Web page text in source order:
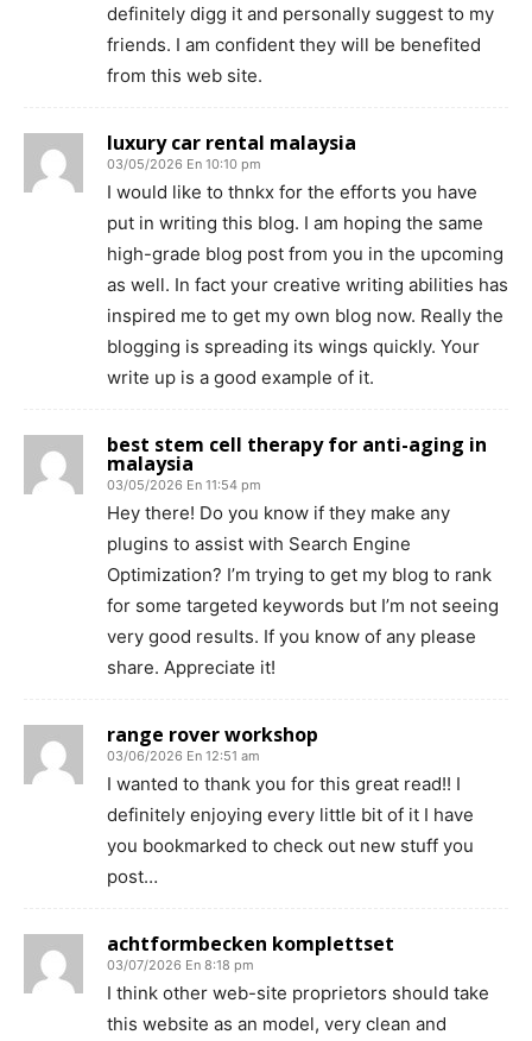
definitely digg it and personally suggest to my
friends. I am confident they will be benefited
from this web site.
luxury car rental malaysia
03/05/2026 En 10:10 pm
I would like to thnkx for the efforts you have
put in writing this blog. I am hoping the same
high-grade blog post from you in the upcoming
as well. In fact your creative writing abilities has
inspired me to get my own blog now. Really the
blogging is spreading its wings quickly. Your
write up is a good example of it.
best stem cell therapy for anti-aging in
malaysia
03/05/2026 En 11:54 pm
Hey there! Do you know if they make any
plugins to assist with Search Engine
Optimization? I’m trying to get my blog to rank
for some targeted keywords but I’m not seeing
very good results. If you know of any please
share. Appreciate it!
range rover workshop
03/06/2026 En 12:51 am
I wanted to thank you for this great read!! I
definitely enjoying every little bit of it I have
you bookmarked to check out new stuff you
post…
achtformbecken komplettset
03/07/2026 En 8:18 pm
I think other web-site proprietors should take
this website as an model, very clean and